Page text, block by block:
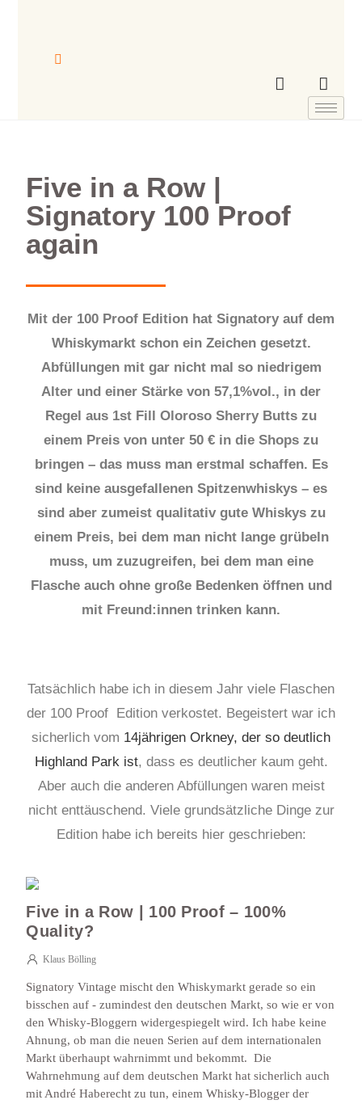
Five in a Row |
Signatory 100 Proof
again
Mit der 100 Proof Edition hat Signatory auf dem
Whiskymarkt schon ein Zeichen gesetzt.
Abfüllungen mit gar nicht mal so niedrigem
Alter und einer Stärke von 57,1%vol., in der
Regel aus 1st Fill Oloroso Sherry Butts zu
einem Preis von unter 50 € in die Shops zu
bringen – das muss man erstmal schaffen. Es
sind keine ausgefallenen Spitzenwhiskys – es
sind aber zumeist qualitativ gute Whiskys zu
einem Preis, bei dem man nicht lange grübeln
muss, um zuzugreifen, bei dem man eine
Flasche auch ohne große Bedenken öffnen und
mit Freund:innen trinken kann.
Tatsächlich habe ich in diesem Jahr viele Flaschen
der 100 Proof Edition verkostet. Begeistert war ich
sicherlich vom 14jährigen Orkney, der so deutlich
Highland Park ist, dass es deutlicher kaum geht.
Aber auch die anderen Abfüllungen waren meist
nicht enttäuschend. Viele grundsätzliche Dinge zur
Edition habe ich bereits hier geschrieben:
Five in a Row | 100 Proof – 100%
Quality?
Klaus Bölling
Signatory Vintage mischt den Whiskymarkt gerade so ein
bisschen auf - zumindest den deutschen Markt, so wie er von
den Whisky-Bloggern widergespiegelt wird. Ich habe keine
Ahnung, ob man die neuen Serien auf dem internationalen
Markt überhaupt wahrnimmt und bekommt. Die
Wahrnehmung auf dem deutschen Markt hat sicherlich auch
mit André Haberecht zu tun, einem Whisky-Blogger der